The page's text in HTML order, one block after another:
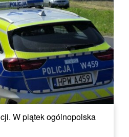
W piątek ogólnopolska